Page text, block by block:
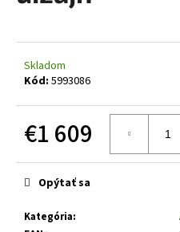
Skladom
Kód: 5993086
€1 609
cena:
Kategória:
Opýtať sa
O
d
p
ú
a
m